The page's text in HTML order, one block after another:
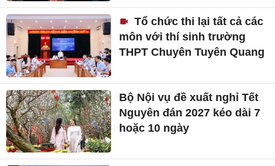
Tổ chức thi lại tất cả các
môn với thí sinh trường
THPT Chuyên Tuyên Quang
Bộ Nội vụ đề xuất nghỉ Tết
Nguyên đán 2027 kéo dài 7
hoặc 10 ngày